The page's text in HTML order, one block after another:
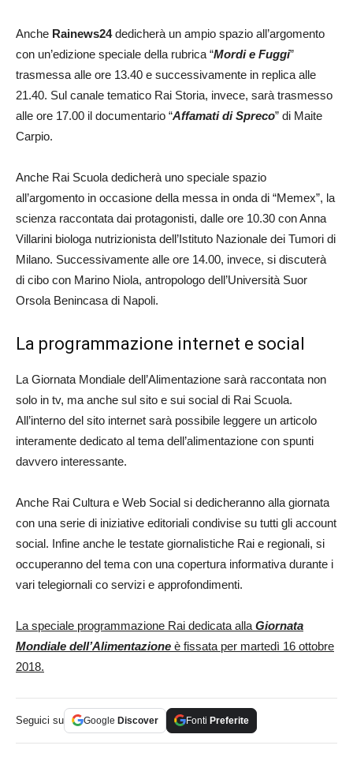
Anche Rainews24dedicherà un ampio spazio all’argomento
con un’edizione speciale della rubrica “Mordi e Fuggi”
trasmessa alle ore 13.40 e successivamente in replica alle
21.40. Sul canale tematico Rai Storia, invece, sarà trasmesso
alle ore 17.00 il documentario “Affamati di Spreco” di Maite
Carpio.
Anche Rai Scuola dedicherà uno speciale spazio
all’argomento in occasione della messa in onda di “Memex”, la
scienza raccontata dai protagonisti, dalle ore 10.30 con Anna
Villarini biologa nutrizionista dell’Istituto Nazionale dei Tumori di
Milano. Successivamente alle ore 14.00, invece, si discuterà
di cibo con Marino Niola, antropologo dell’Università Suor
Orsola Benincasa di Napoli.
La programmazione internet e social
La Giornata Mondiale dell’Alimentazione sarà raccontata non
solo in tv, ma anche sul sito e sui social di Rai Scuola.
All’interno del sito internet sarà possibile leggere un articolo
interamente dedicato al tema dell’alimentazione con spunti
davvero interessante.
Anche Rai Cultura e Web Social si dedicheranno alla giornata
con una serie di iniziative editoriali condivise su tutti gli account
social. Infine anche le testate giornalistiche Rai e regionali, si
occuperanno del tema con una copertura informativa durante i
vari telegiornali co servizi e approfondimenti.
La speciale programmazione Rai dedicata alla Giornata
Mondiale dell’Alimentazione è fissata per martedì 16 ottobre
2018.
Seguici su Google Discover Fonti Preferite